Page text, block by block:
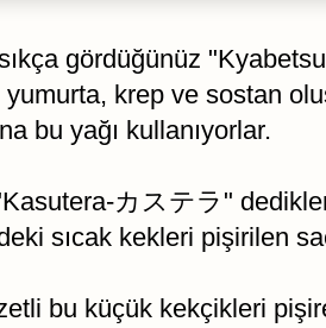
gördüğünüz
krep ve sostan
bu yağı kullanıyorlar.
カステラ"
sıcak kekleri pişirilen
bu küçük kekçikleri